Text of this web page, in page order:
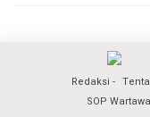
Redaksi
SOP